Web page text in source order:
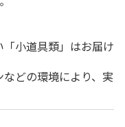
小道具類」はお届け
どの環境により、実